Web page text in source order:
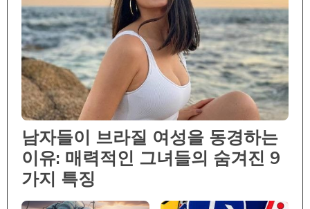
남자들이 브라질 여성을 동경하는
이유: 매력적인 그녀들의 숨겨진 9
가지 특징